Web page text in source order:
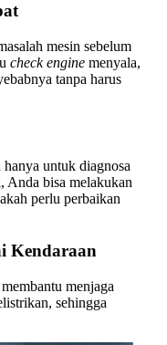
mesin sebelum
check engine menyala,
tanpa harus
untuk diagnosa
Anda bisa melakukan
perlu perbaikan
Kendaraan
menjaga
sehingga